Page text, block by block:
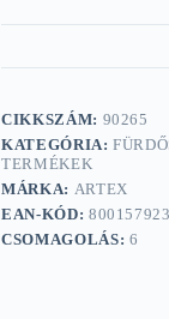
CIKKSZÁM: 90265
KATEGÓRIA:
TERMÉKEK
MÁRKA: ARTEX
EAN-KÓD:
CSOMAGOLÁS: 6